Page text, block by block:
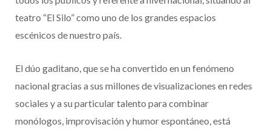
teatro “El Silo” como uno de los grandes espacios
escénicos de nuestro país.
El dúo gaditano, que se ha convertido en un fenómeno
nacional gracias a sus millones de visualizaciones en redes
sociales y a su particular talento para combinar
monólogos, improvisación y humor espontáneo, está